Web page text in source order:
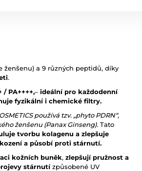
ženšenu) a 9 různých peptidů, díky
.
/ PA++++,– ideální pro každodenní
fyzikální i chemické filtry.
používá tzv. „phyto PDRN“,
ženšenu (Panax Ginseng). Tato
tvorbu kolagenu a zlepšuje
a působí proti stárnutí.
kožních buněk, zlepšují pružnost a
stárnutízpůsobené UV